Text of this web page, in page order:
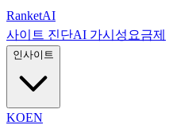
본문으로 건너뛰기
RanketAI
사이트 진단AI 가시성 요금제
인사이트
KOEN